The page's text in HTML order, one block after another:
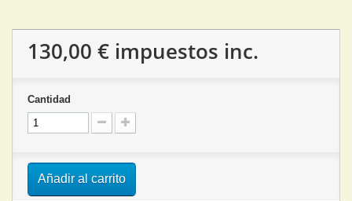
130,00 € impuestos inc.
Cantidad
Añadir al carrito